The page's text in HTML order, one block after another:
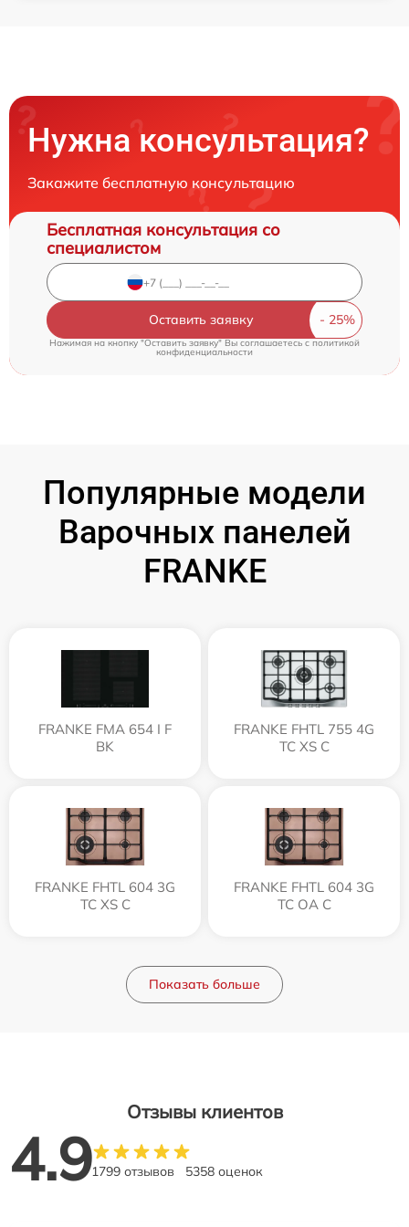
Нужна консультация?
Закажите бесплатную консультацию
Бесплатная консультация со
специалистом
Оставить заявку
Нажимая на кнопку "Оставить заявку" Вы соглашаетесь cполитикой
конфиденциальности
Популярные модели
Варочных панелей
FRANKE
FRANKE FMA 654 I F
BK
FRANKE FHTL 755 4G
TC XS C
FRANKE FHTL 604 3G
TC XS C
FRANKE FHTL 604 3G
TC OA C
Показать больше
Отзывы клиентов
4.91799 отзывов 5358 оценок